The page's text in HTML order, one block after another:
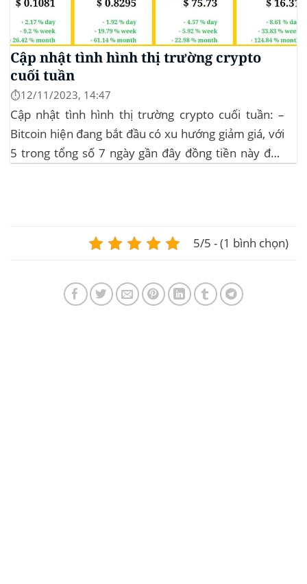
Cập nhật tình hình thị trường crypto
cuối tuần
⏱️12/11/2023, 14:47
Cập nhật tình hình thị trường crypto cuối tuần: –
Bitcoin hiện đang bắt đầu có xu hướng giảm giá, với
5 trong tổng số 7 ngày gần đây đồng tiền này đều
5/5 - (1 bình chọn)